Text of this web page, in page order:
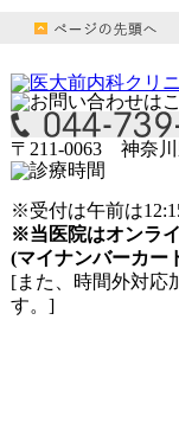
〒211-0063 神奈川
※受付は午前は
※当医院はオンラ
(マイナンバーカー
[また、時間外対応
す。]